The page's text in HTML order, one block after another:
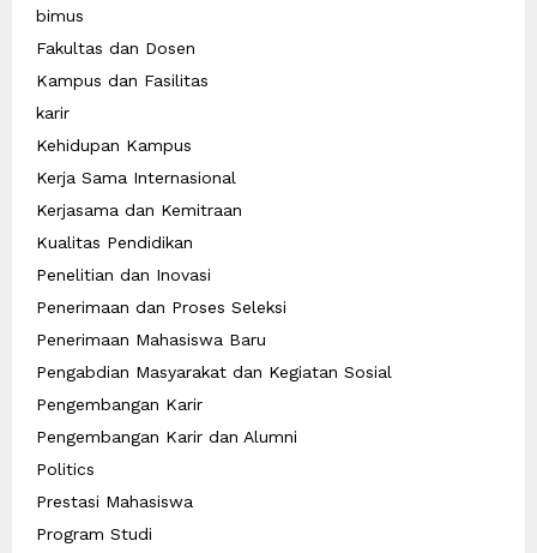
bimus
Fakultas dan Dosen
Kampus dan Fasilitas
karir
Kehidupan Kampus
Kerja Sama Internasional
Kerjasama dan Kemitraan
Kualitas Pendidikan
Penelitian dan Inovasi
Penerimaan dan Proses Seleksi
Penerimaan Mahasiswa Baru
Pengabdian Masyarakat dan Kegiatan Sosial
Pengembangan Karir
Pengembangan Karir dan Alumni
Politics
Prestasi Mahasiswa
Program Studi